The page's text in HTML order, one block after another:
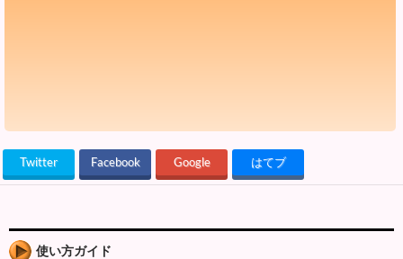
Twitter Facebook Google はてブ
使い方ガイド